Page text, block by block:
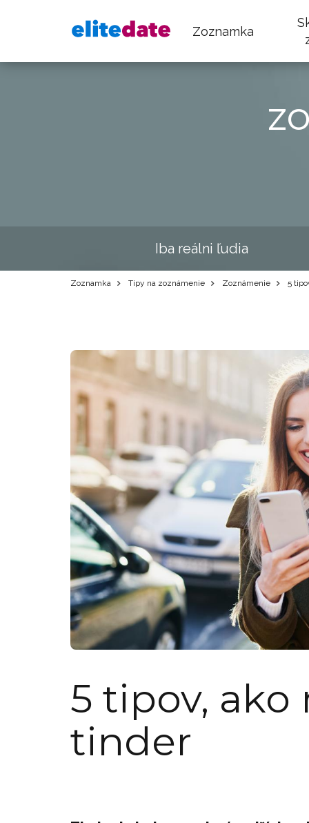
Zoznamka
Iba reálni ľudia
Zoznamka Tipy na zoznámenie Zoznámenie 5
5 tipov, ako
tinder